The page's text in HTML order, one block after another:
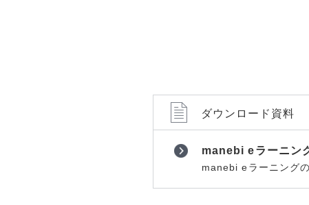
開発
仮想化
開発
仮想化
Web構築
ダウンロード資料
manebi eラーニン
manebi eラーニング